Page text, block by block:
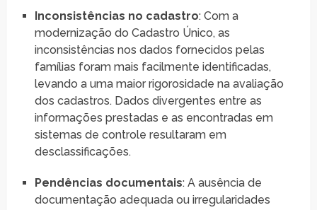
Inconsistências no cadastro: Com a
modernização do Cadastro Único, as
inconsistências nos dados fornecidos pelas
famílias foram mais facilmente identificadas,
levando a uma maior rigorosidade na avaliação
dos cadastros. Dados divergentes entre as
informações prestadas e as encontradas em
sistemas de controle resultaram em
desclassificações.
Pendências documentais: A ausência de
documentação adequada ou irregularidades